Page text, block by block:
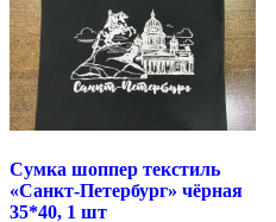
Сумка шоппер текстиль
«Санкт-Петербург» чёрная
35*40, 1 шт